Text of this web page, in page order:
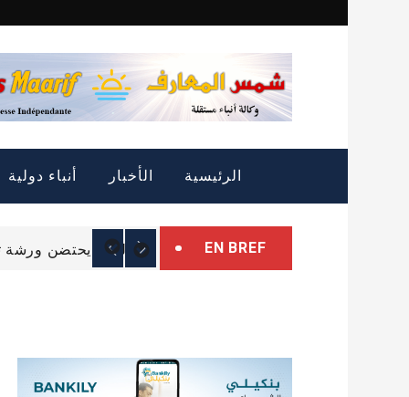
content
الرئيسية الأخبار أنباء دولية
EN BREF
التمييز الإيجابي:
الرئيس غزواني يتوجه
البرلمان يحتضن ورشة